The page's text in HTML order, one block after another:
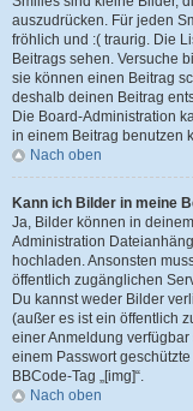
auszudrücken. Für jeden
fröhlich und :( traurig. Die
Beitrags sehen. Versuche
sie können einen Beitrag
deshalb deinen Beitrag
Die Board-Administration
in einem Beitrag benutzen
Nach oben
Kann ich Bilder in meine
Ja, Bilder können in
Administration
hochladen. Ansonsten
öffentlich zugänglichen
Du kannst weder Bilder
(außer es ist ein öffentlich
einer Anmeldung
einem Passwort
BBCode-Tag „[img]“.
Nach oben